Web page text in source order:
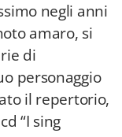
negli anni
amaro, si
di
personaggio
il repertorio,
“I sing